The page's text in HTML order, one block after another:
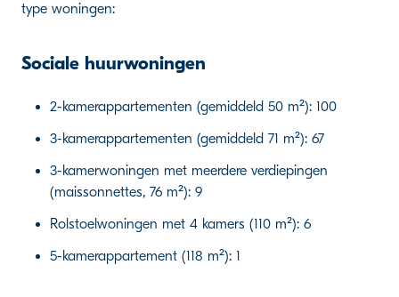
type woningen:
Sociale huurwoningen
2-kamerappartementen (gemiddeld 50 m²): 100
3-kamerappartementen (gemiddeld 71 m²): 67
3-kamerwoningen met meerdere verdiepingen
(maissonnettes, 76 m²): 9
Rolstoelwoningen met 4 kamers (110 m²): 6
5-kamerappartement (118 m²): 1